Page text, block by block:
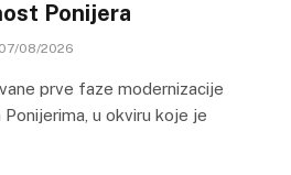
Ponijera
07/08/2026
prve faze modernizacije
u okviru koje je